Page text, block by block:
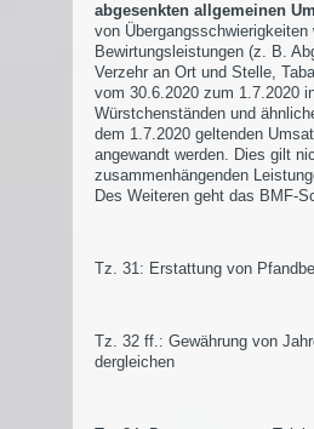
abgesenkten allgemeinen
von
Bewirtungsleistungen (z. B.
Verzehr an Ort und Stelle,
vom 30.6.2020 zum 1.7.2020
Würstchenständen und
dem 1.7.2020 geltenden
angewandt werden. Dies gilt
zusammenhängenden
Des Weiteren geht das BMF-
Tz. 31: Erstattung von
Tz. 32 ff.: Gewährung von
dergleichen